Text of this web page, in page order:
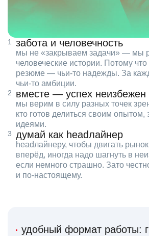
забота и человечность
мы не «закрываем задачи» — мы
человеческие истории. Потому
резюме — чьи‑то надежды. За
чьи‑то амбиции.
вместе — успех неизбежен
мы верим в силу разных точек
кто готов делиться своим опытом,
идеями.
думай как headлайнер
headлайнеру, чтобы двигать
вперёд, иногда надо шагнуть в
если немного страшно. Зато
и по‑настоящему.
удобный формат работы: